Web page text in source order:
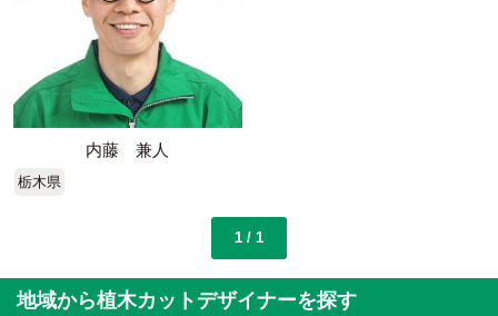
内藤 兼人
栃木県
1 / 1
地域から植木カットデザイナーを探す